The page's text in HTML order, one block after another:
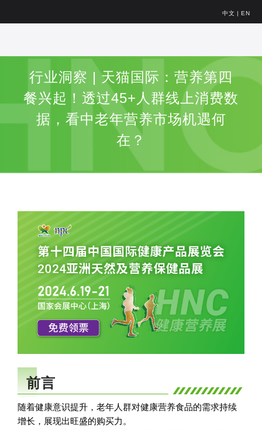
中文 | EN
行业洞察 | 天猫国际：营养第四
餐兴起！透过45+人群线上消费数
据，看中老年营养市场机遇何
在？
前言
随着健康意识提升，老年人群对健康营养食品的需求持续
增长，展现出旺盛的购买力。